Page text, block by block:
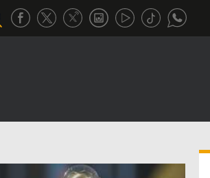
تحقيق في الجول